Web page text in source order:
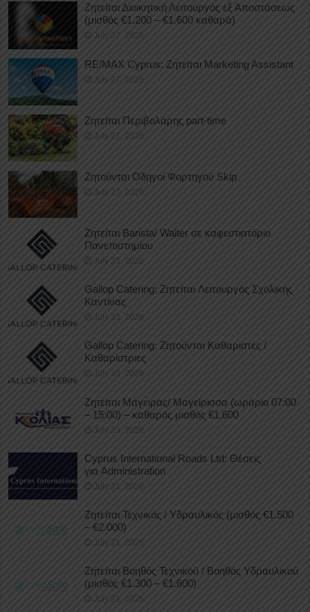
Ζητείται Διοικητική Λειτουργός εξ Αποστάσεως
(μισθός €1.200 – €1.600 καθαρά)
July 27, 2026
RE/MAX Cyprus: Ζητείται Marketing Assistant
July 27, 2026
Ζητείται Περιβολάρης part-time
July 27, 2026
Ζητούνται Οδηγοί Φορτηγού Skip
July 27, 2026
Ζητείται Barista/ Waiter σε καφεστιατόριο
Πανεπιστημίου
July 23, 2026
Gallop Catering: Ζητείται Λειτουργός Σχολικής
Καντίνας
July 23, 2026
Gallop Catering: Ζητούνται Καθαριστές /
Καθαρίστριες
July 23, 2026
Ζητείται Μάγειρας/ Μαγείρισσα (ωράριο 07:00
– 15:00) – καθαρός μισθός €1.600
July 23, 2026
Cyprus International Roads Ltd: Θέσεις
για Administration
July 21, 2026
Ζητείται Τεχνικός / Υδραυλικός (μισθός €1.500
– €2.000)
July 21, 2026
Ζητείται Βοηθός Τεχνικού / Βοηθός Υδραυλικού
(μισθός €1.300 – €1.600)
July 21, 2026